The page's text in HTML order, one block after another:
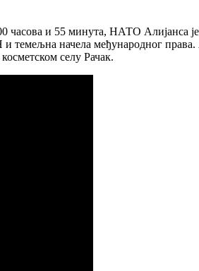
и 55 минута, НАТО Алијанса је
темељна начела међународног
селу Рачак.